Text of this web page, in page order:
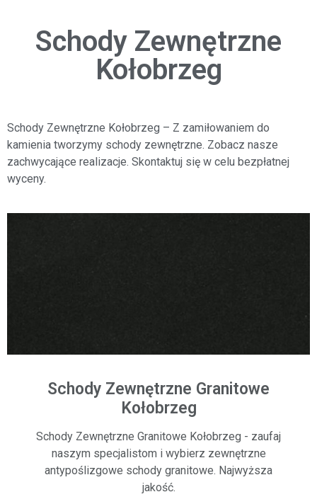
Schody Zewnętrzne
Kołobrzeg
Schody Zewnętrzne Kołobrzeg – Z zamiłowaniem do
kamienia tworzymy schody zewnętrzne. Zobacz nasze
zachwycające realizacje. Skontaktuj się w celu bezpłatnej
wyceny.
Schody Zewnętrzne Granitowe
Kołobrzeg
Schody Zewnętrzne Granitowe Kołobrzeg - zaufaj
naszym specjalistom i wybierz zewnętrzne
antypoślizgowe schody granitowe. Najwyższa
jakość.